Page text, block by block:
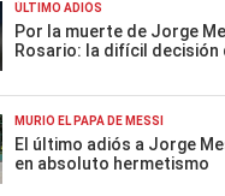
ÚLTIMO ADIÓS
Por la muerte de Jorge
Rosario: la difícil decisión
MURIÓ EL PAPÁ DE MESSI
El último adiós a Jorge
en absoluto hermetismo